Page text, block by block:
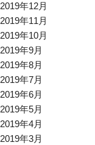
2019年12月
2019年11月
2019年10月
2019年9月
2019年8月
2019年7月
2019年6月
2019年5月
2019年4月
2019年3月